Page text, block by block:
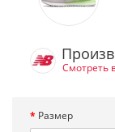
Смотреть
Размер